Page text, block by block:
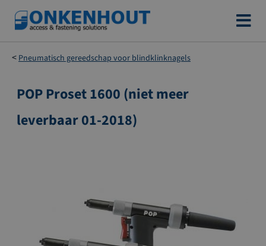
Ga
naar
de
inhoud
Pneumatisch gereedschap voor blindklinknagels
Ga
het
POP Proset 1600 (niet meer
leverbaar 01-2018)